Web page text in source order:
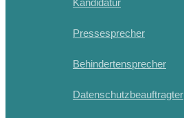
Pressesprecher
Behindertensprecher
Datenschutzbeauftragter